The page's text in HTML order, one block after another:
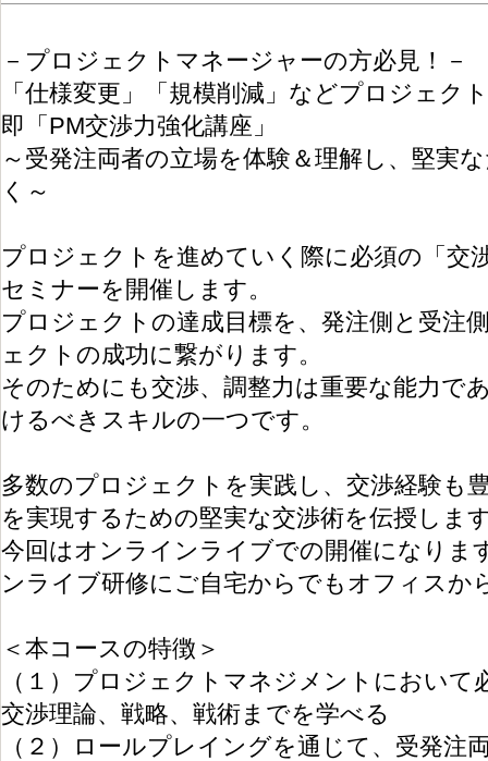
－プロジェクトマネージャーの方必見！－
「仕様変更」「規模削減」などプロジェク
即「PM交渉力強化講座」
～受発注両者の立場を体験＆理解し、堅実
く～
プロジェクトを進めていく際に必須の「交
セミナーを開催します。
プロジェクトの達成目標を、発注側と受注
ェクトの成功に繋がります。
そのためにも交渉、調整力は重要な能力で
けるべきスキルの一つです。
多数のプロジェクトを実践し、交渉経験も
を実現するための堅実な交渉術を伝授しま
今回はオンラインライブでの開催になりま
ンライブ研修にご自宅からでもオフィスか
＜本コースの特徴＞
（１）プロジェクトマネジメントにおいて
交渉理論、戦略、戦術までを学べる
（２）ロールプレイングを通じて、受発注